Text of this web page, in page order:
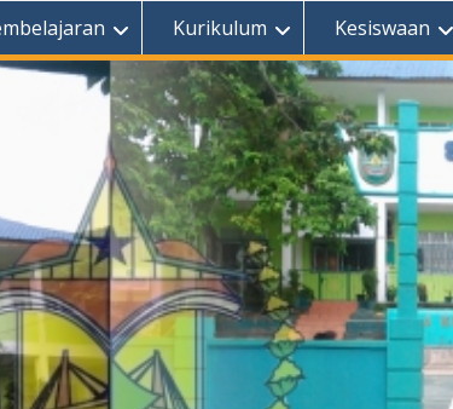
Kurikulum Kesiswaan